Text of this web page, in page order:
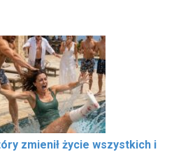
zmienił życie wszystkich i